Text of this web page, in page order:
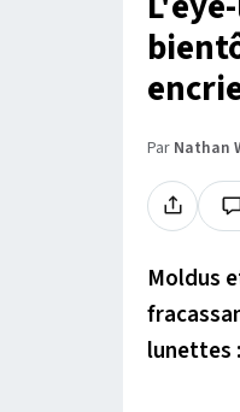
Par Nathan
Moldus
lunettes